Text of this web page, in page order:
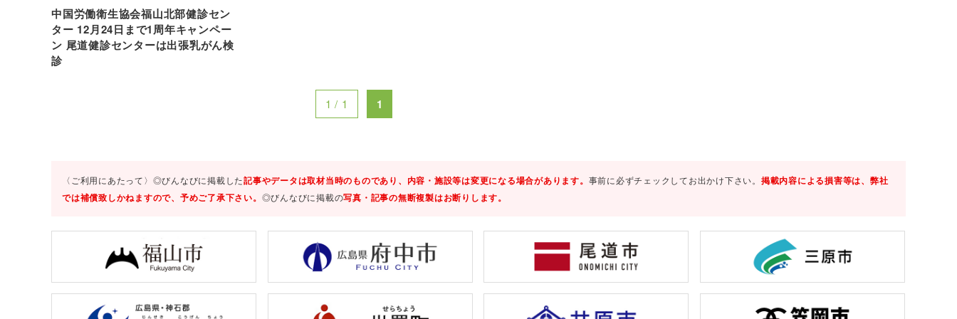
中国労働衛生協会福山北部健診セン
ター 12月24日まで1周年キャンペー
ン 尾道健診センターは出張乳がん検
診
1 / 1 1
〈ご利用にあたって〉◎びんなびに掲載した記事やデータは取材当時のものであり、内容・施設等は変更になる場合があります。 事前に必ずチェックしてお出かけ下さい。 掲載内容による損害等は、弊社
では補償致しかねますので、予めご了承下さい。 ◎びんなびに掲載の写真・記事の無断複製はお断りします。